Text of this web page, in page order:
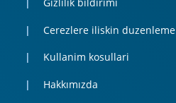
Cerezlere iliskin duzenleme
Kullanim kosullari
Hakkımızda